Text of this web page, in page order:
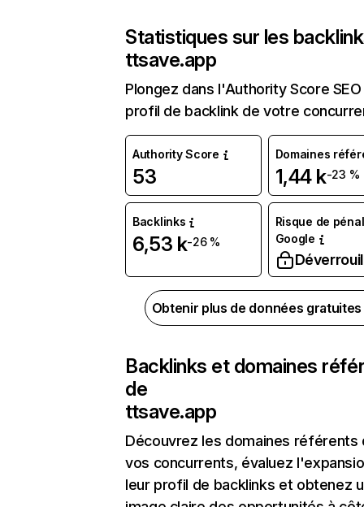
Statistiques sur les
ttsave.app
Plongez dans l'Authority Score
profil de backlink de votre
Authority Score
53
Domaines
1,44 k-23 %
Backlinks
6,53 k-26 %
Risque de
Google
Obtenir plus de données
Backlinks et domaines
de
ttsave.app
Découvrez les domaines référents
vos concurrents, évaluez
leur profil de backlinks et obtenez